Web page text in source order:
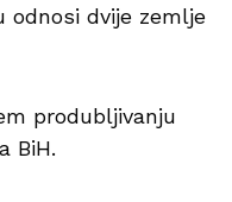
odnosi dvije zemlje
produbljivanju
BiH.